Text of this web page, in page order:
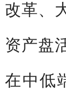
改革、
资产盘
在中低